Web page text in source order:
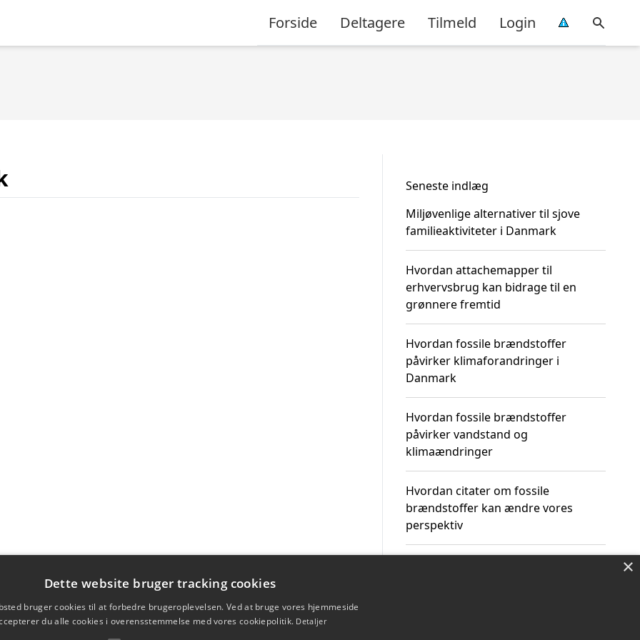
Forside Deltagere Tilmeld Login
Seneste indlæg
Miljøvenlige alternativer til sjove
familieaktiviteter i Danmark
Hvordan attachemapper til
erhvervsbrug kan bidrage til en
grønnere fremtid
Hvordan fossile brændstoffer
påvirker klimaforandringer i
Danmark
Hvordan fossile brændstoffer
påvirker vandstand og
klimaændringer
Hvordan citater om fossile
brændstoffer kan ændre vores
perspektiv
×
Dette website bruger tracking cookies
bruger cookies til at forbedre brugeroplevelsen. Ved at bruge vores hjemmeside
du alle cookies i overensstemmelse med vores cookiepolitik. Detaljer